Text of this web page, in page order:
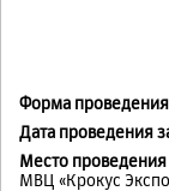
Форма проведения
Дата проведения
Место
МВЦ «Крокус